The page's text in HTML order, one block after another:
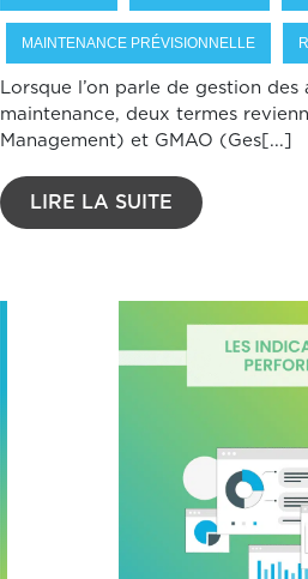
MAINTENANCE PRÉVISIONNELLE
Lorsque l’on parle de gestion
maintenance, deux termes
Management) et GMAO (Ges[...]
LIRE LA SUITE